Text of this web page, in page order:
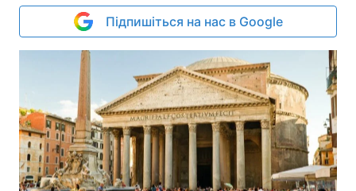
Підпишіться на нас в Google